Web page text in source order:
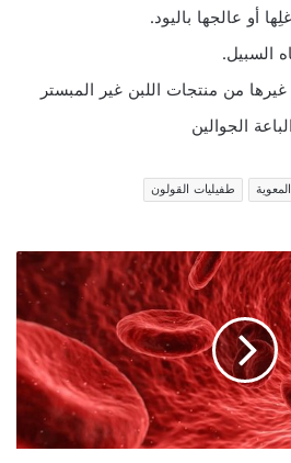
أو عالجها باليود.
السبيل.
من منتجات اللبن غير المبستر
الجوالين
طفيليات القولون